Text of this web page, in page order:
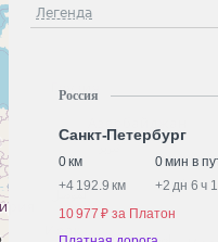
Легенда
Россия
Санкт-Петербург
0 км
0 мин в
+4 192.9 км +2 дн 6 ч
10 977 ₽ за Платон